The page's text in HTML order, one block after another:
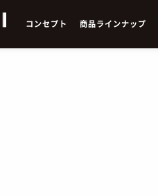
コンセプ ト 商品ラインナップ